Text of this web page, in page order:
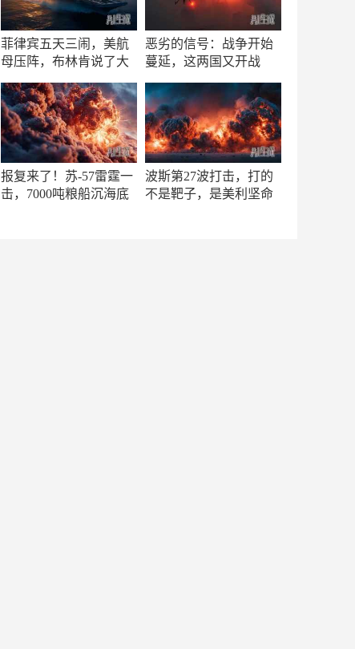
菲律宾五天三闹，美航
母压阵，布林肯说了大
恶劣的信号：战争开始
蔓延，这两国又开战
报复来了！苏-57雷霆一
击，7000吨粮船沉海底
波斯第27波打击，打的
不是靶子，是美利坚命